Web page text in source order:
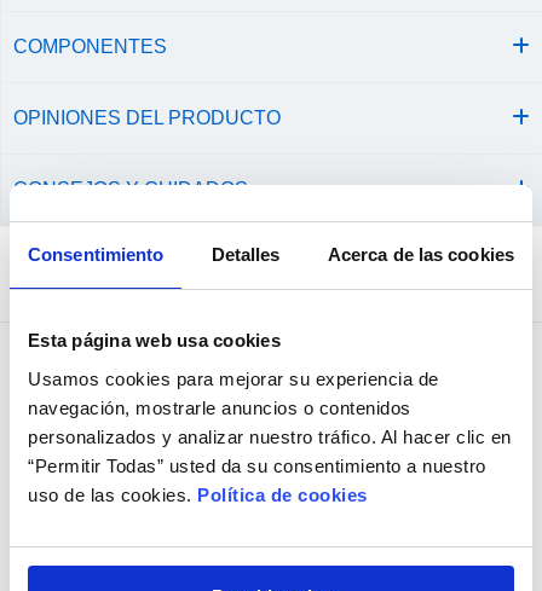
Consentimiento Detalles Acerca de las cookies
Esta página web usa cookies
Usamos cookies para mejorar su experiencia de
navegación, mostrarle anuncios o contenidos
personalizados y analizar nuestro tráfico. Al hacer clic en
“Permitir Todas” usted da su consentimiento a nuestro
uso de las cookies. Política de cookies
COMPONENTES
OPINIONES DEL PRODUCTO
CONSEJOS Y CUIDADOS
+ Opciones »